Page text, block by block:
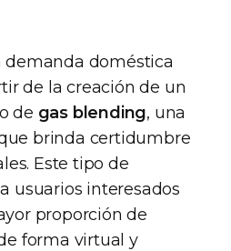
doméstica
de la creación de un
de gas blending, una
brinda certidumbre
Este tipo de
usuarios interesados
proporción de
forma virtual y